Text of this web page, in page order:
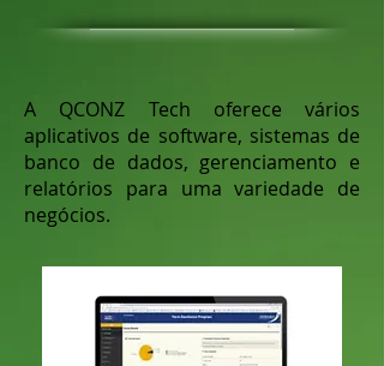
A QCONZ Tech oferece vários
aplicativos de software, sistemas de
banco de dados, gerenciamento e
relatórios para uma variedade de
negócios.